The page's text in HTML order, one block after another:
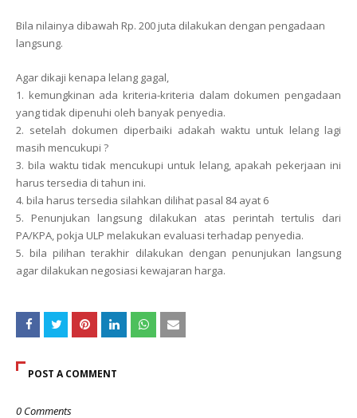
Bila nilainya dibawah Rp. 200 juta dilakukan dengan pengadaan
langsung.
Agar dikaji kenapa lelang gagal,
1. kemungkinan ada kriteria-kriteria dalam dokumen pengadaan
yang tidak dipenuhi oleh banyak penyedia.
2. setelah dokumen diperbaiki adakah waktu untuk lelang lagi
masih mencukupi ?
3. bila waktu tidak mencukupi untuk lelang, apakah pekerjaan ini
harus tersedia di tahun ini.
4. bila harus tersedia silahkan dilihat pasal 84 ayat 6
5. Penunjukan langsung dilakukan atas perintah tertulis dari
PA/KPA, pokja ULP melakukan evaluasi terhadap penyedia.
5. bila pilihan terakhir dilakukan dengan penunjukan langsung
agar dilakukan negosiasi kewajaran harga.
POST A COMMENT
0 Comments